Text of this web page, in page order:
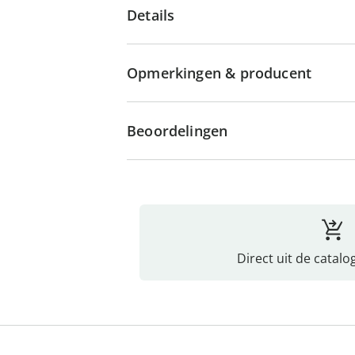
Details
Opmerkingen & producent
Beoordelingen
Direct uit de